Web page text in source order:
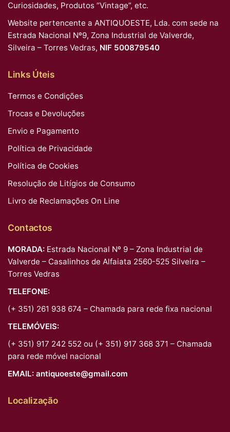
Curiosidades, Produtos “Vintage”, etc.
Website pertencente a ANTIQUOESTE, Lda. com sede na
Estrada Nacional Nº9, Zona Industrial de Valverde,
Silveira – Torres Vedras, NIF 500879540
Links Úteis
Termos e Condições
Trocas e Devoluções
Envio e Pagamento
Política de Privacidade
Política de Cookies
Resolução de Litígios de Consumo
Livro de Reclamações On Line
Contactos
MORADA: Estrada Nacional Nº 9 – Zona Industrial de
Valverde – Casalinhos de Alfaiata 2560-525 Silveira –
Torres Vedras
TELEFONE:
(+ 351) 261 938 674 – Chamada para rede fixa nacional
TELEMÓVEIS:
(+ 351) 917 242 552 ou (+ 351) 917 368 371 – Chamada
para rede móvel nacional
EMAIL: antiquoeste@gmail.com
Localização